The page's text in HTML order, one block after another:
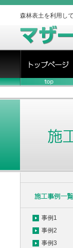
森林表土を利用し
事例1
事例2
事例3